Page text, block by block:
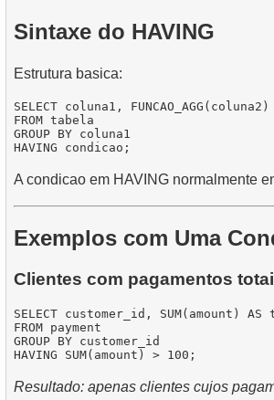
Sintaxe do HAVING
Estrutura basica:
SELECT coluna1, FUNCAO_AGG(coluna2)
FROM tabela
GROUP BY coluna1
A condicao em HAVING normalmente
Exemplos com Uma
Clientes com pagamentos
SELECT customer_id, SUM(amount)
FROM payment
GROUP BY customer_id
Resultado: apenas clientes cujos